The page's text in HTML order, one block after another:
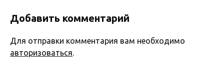
Добавить комментарий
Для отправки комментария вам необходимо
авторизоваться.